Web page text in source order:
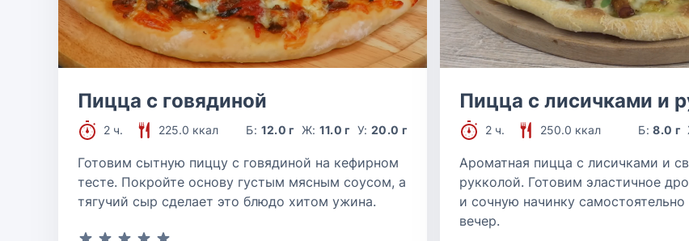
Пицца с говядиной
2 ч. 225.0 ккал Б: 12.0 г Ж: 11.0 г У: 20.0 г
Готовим сытную пиццу с говядиной на кефирном
тесте. Покройте основу густым мясным соусом, а
тягучий сыр сделает это блюдо хитом ужина.
Пицца с лисичками и
2 ч. 250.0 ккал Б:8.0 г
Ароматная пицца с лисичками и
рукколой. Готовим эластичное
и сочную начинку самостоятельно
вечер.